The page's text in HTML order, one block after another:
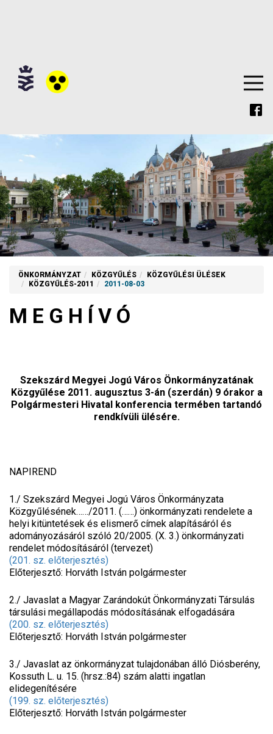
ÖNKORMÁNYZAT KÖZGYŰLÉS
KÖZGYŰLÉSI ÜLÉSEK
KÖZGYŰLÉS-2011
2011-08-03
M E G H Í V Ó
Szekszárd Megyei Jogú Város Önkormányzatának
Közgyűlése 2011. augusztus 3-án (szerdán) 9 órakor a
Polgármesteri Hivatal konferencia termében tartandó
rendkívüli ülésére.
NAPIREND
1./ Szekszárd Megyei Jogú Város Önkormányzata
Közgyűlésének……/2011. (……) önkormányzati rendelete a
helyi kitüntetések és elismerő címek alapításáról és
adományozásáról szóló 20/2005. (X. 3.) önkormányzati
rendelet módosításáról (tervezet)
(201. sz. előterjesztés)
Előterjesztő: Horváth István polgármester
2./ Javaslat a Magyar Zarándokút Önkormányzati Társulás
társulási megállapodás módosításának elfogadására
(200. sz. előterjesztés)
Előterjesztő: Horváth István polgármester
3./ Javaslat az önkormányzat tulajdonában álló Diósberény,
Kossuth L. u. 15. (hrsz.:84) szám alatti ingatlan
elidegenítésére
(199. sz. előterjesztés)
Előterjesztő: Horváth István polgármester